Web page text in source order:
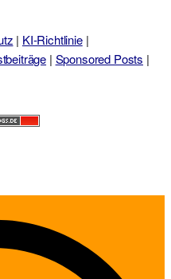
| KI-Richtlinie|
| Sponsored Posts |